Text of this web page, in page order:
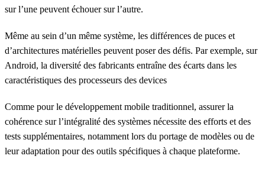
sur l’une peuvent échouer sur l’autre.
Même au sein d’un même système, les différences de puces et
d’architectures matérielles peuvent poser des défis. Par exemple, sur
Android, la diversité des fabricants entraîne des écarts dans les
caractéristiques des processeurs des devices
Comme pour le développement mobile traditionnel, assurer la
cohérence sur l’intégralité des systèmes nécessite des efforts et des
tests supplémentaires, notamment lors du portage de modèles ou de
leur adaptation pour des outils spécifiques à chaque plateforme.